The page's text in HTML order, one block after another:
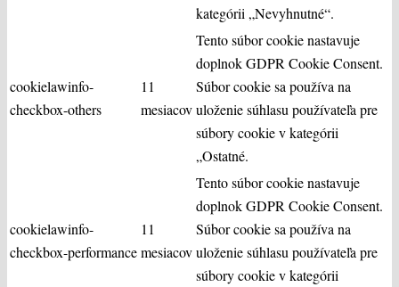
kategórii „Nevyhnutné“.
cookielawinfo-
checkbox-others
11
mesiacov
Tento súbor cookie nastavuje
doplnok GDPR Cookie Consent.
Súbor cookie sa používa na
uloženie súhlasu používateľa pre
súbory cookie v kategórii
„Ostatné.
cookielawinfo-
checkbox-performance
11
mesiacov
Tento súbor cookie nastavuje
doplnok GDPR Cookie Consent.
Súbor cookie sa používa na
uloženie súhlasu používateľa pre
súbory cookie v kategórii